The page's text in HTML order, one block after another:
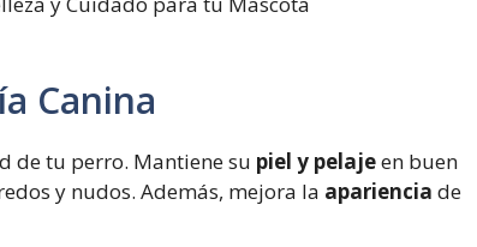
Canina
de tu perro. Mantiene su piel y pelajeen buen
y nudos. Además, mejora la apariencia de